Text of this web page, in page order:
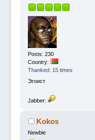
Posts: 230
Country:
Thanked: 15 times
Эгоист
Jabber:
Kokos
Newbie